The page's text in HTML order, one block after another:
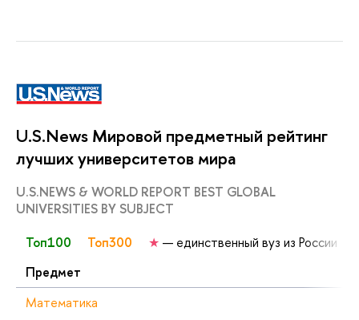
U.S.News Мировой предметный рейтинг
лучших университетов мира
U.S.NEWS & WORLD REPORT BEST GLOBAL
UNIVERSITIES BY SUBJECT
Топ100
Топ300 ★ — единственный вуз из России
Предмет
Математика